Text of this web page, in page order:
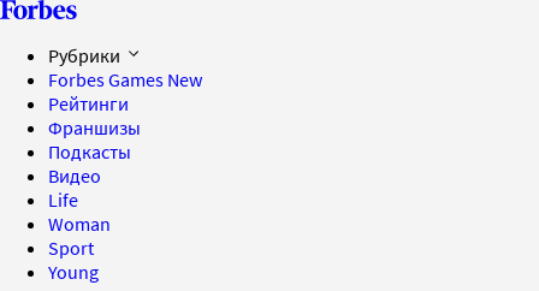
Рубрики
Forbes Games New
Рейтинги
Франшизы
Подкасты
Видео
Life
Woman
Sport
Young